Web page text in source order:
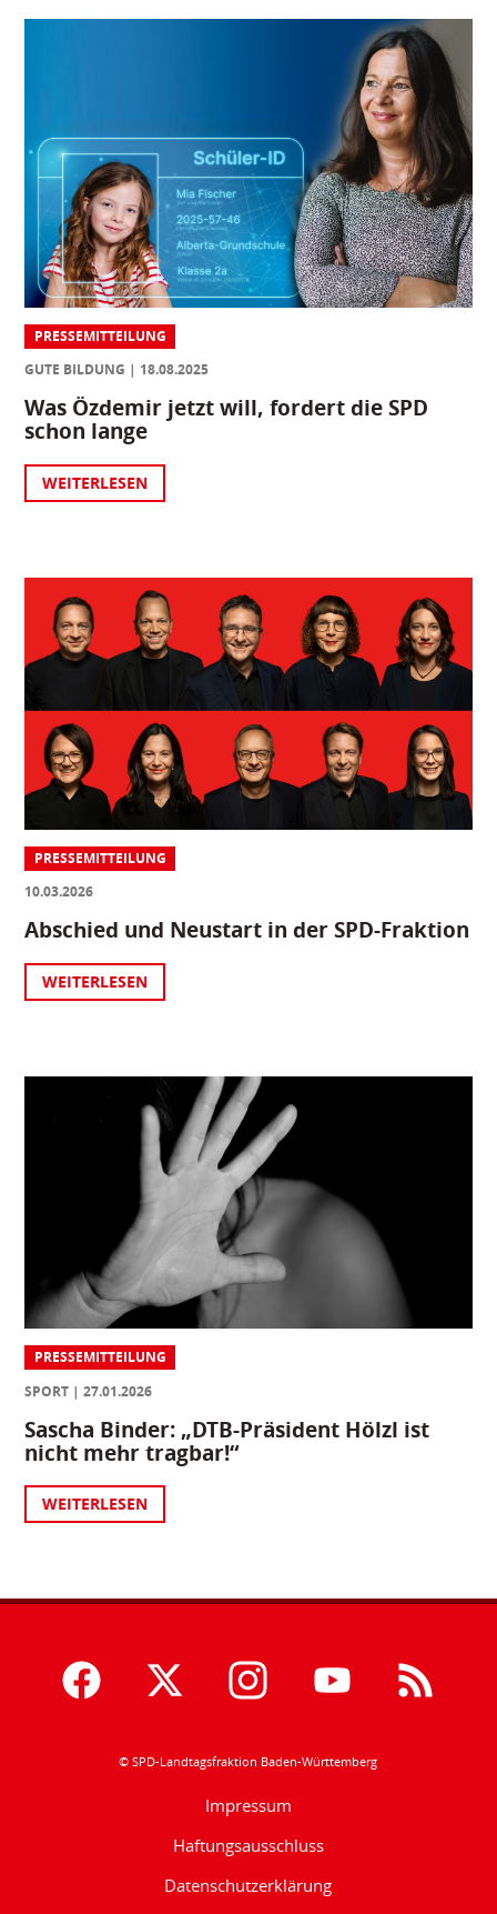
PRESSEMITTEILUNG
GUTE BILDUNG
18.08.2025
Was Özdemir jetzt will, fordert die SPD
schon lange
WEITERLESEN
PRESSEMITTEILUNG
10.03.2026
Abschied und Neustart in der SPD-Fraktion
WEITERLESEN
PRESSEMITTEILUNG
SPORT
27.01.2026
Sascha Binder: „DTB-Präsident Hölzl ist
nicht mehr tragbar!“
WEITERLESEN
© SPD-Landtagsfraktion Baden-Württemberg
Impressum
Haftungsausschluss
Datenschutzerklärung